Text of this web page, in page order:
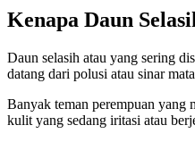
Kenapa Daun
Daun selasih atau yang sering
datang dari polusi atau sinar
Banyak teman perempuan yang
kulit yang sedang iritasi atau